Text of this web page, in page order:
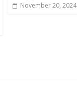
November 20, 2024